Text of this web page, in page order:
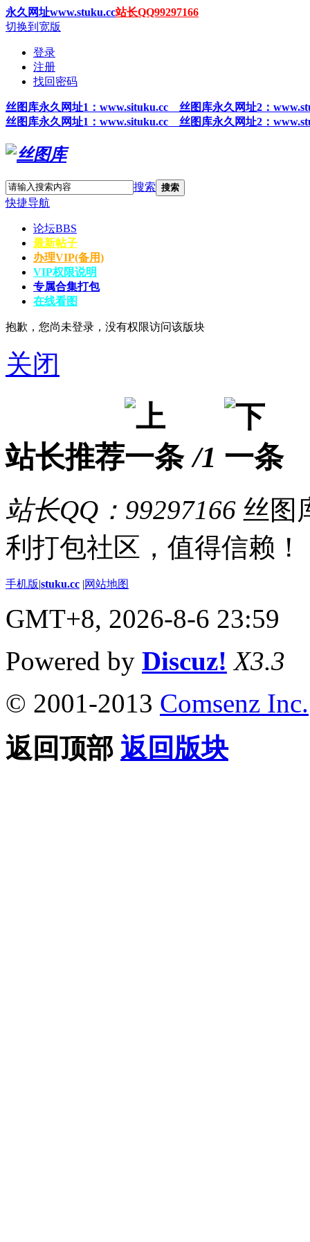
永久网址www.stuku.cc站长QQ99297166
切换到宽版
登录
注册
找回密码
丝图 库永久网址1 ：www.situku.cc 丝图库永久网址2：
丝图 库永久网址1 ：www.situku.cc 丝图库永久网址2：
搜索 搜索
快捷导航
论坛BBS
最新帖子
办理VIP(备用)
VIP权限说明
专属合集打包
在线看图
抱歉，您尚未登录，没有权限访问该版块
关闭
站长推荐 /1
站长QQ：99297166 丝图
利打包社区，值得信赖！
手机版|stuku.cc |网站地图
GMT+8, 2026-8-6 23:59
Powered by Discuz! X3.3
© 2001-2013 Comsenz Inc.
返回顶部 返回版块